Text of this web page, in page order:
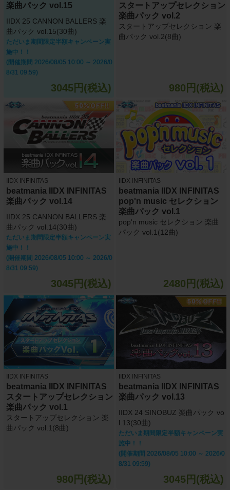
楽曲パック vol.15
IIDX 25 CANNON BALLERS 楽
曲パック vol.15(30曲)
ただいま期間限定半額キャンペーン実
施中！！
(開催期間 2026/08/05 10:00 ～ 2026/0
8/31 09:59)
3045円(税込)
スタートアップセレクション
楽曲パック vol.2
スタートアップセレクション 楽
曲パック vol.2(8曲)
980円(税込)
IIDX INFINITAS
beatmania IIDX INFINITAS
楽曲パック vol.14
IIDX 25 CANNON BALLERS 楽
曲パック vol.14(30曲)
ただいま期間限定半額キャンペーン実
施中！！
(開催期間 2026/08/05 10:00 ～ 2026/0
8/31 09:59)
3045円(税込)
IIDX INFINITAS
beatmania IIDX INFINITAS
pop'n music セレクション
楽曲パック vol.1
pop'n music セレクション 楽曲
パック vol.1(12曲)
2480円(税込)
IIDX INFINITAS
beatmania IIDX INFINITAS
スタートアップセレクション
楽曲パック vol.1
スタートアップセレクション 楽
曲パック vol.1(8曲)
980円(税込)
IIDX INFINITAS
beatmania IIDX INFINITAS
楽曲パック vol.13
IIDX 24 SINOBUZ 楽曲パック vo
l.13(30曲)
ただいま期間限定半額キャンペーン実
施中！！
(開催期間 2026/08/05 10:00 ～ 2026/0
8/31 09:59)
3045円(税込)